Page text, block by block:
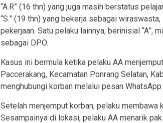
“A.R” (16 thn) yang juga masih berstatus
“S.” (19 thn) yang bekerja sebagai
pekerjaan. Satu pelaku lainnya, berinisial “A”,
sebagai DPO.
Kasus ini bermula ketika pelaku AA
Paccerakang, Kecamatan Ponrang Selatan,
menghubungi korban melalui pesan WhatsApp
Setelah menjemput korban, pelaku membawa
Sesampainya di lokasi, pelaku AA menarik